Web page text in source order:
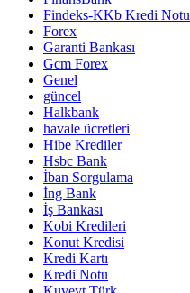
Findeks-KKb Kredi Notu
Forex
Garanti Bankası
Gcm Forex
Genel
güncel
Halkbank
havale ücretleri
Hibe Krediler
Hsbc Bank
İban Sorgulama
İng Bank
İş Bankası
Kobi Kredileri
Konut Kredisi
Kredi Kartı
Kredi Notu